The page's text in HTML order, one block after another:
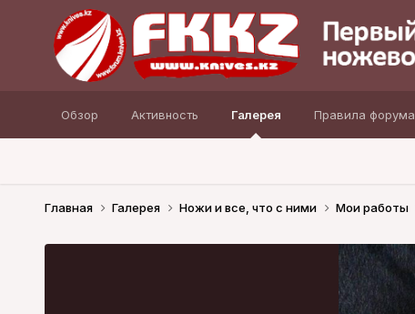
Обзор Активность Галерея Правила форума
Главная Галерея Ножи и все, что с ними Мои работы